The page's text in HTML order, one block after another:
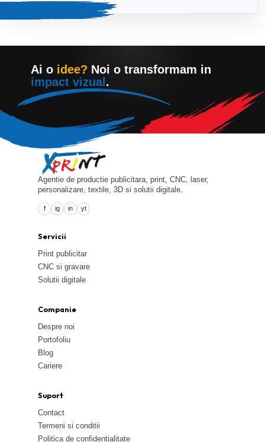
Ai o idee? Noi o transformam in
impact vizual .
Agentie de productie publicitara, print, CNC, laser,
personalizare, textile, 3D si solutii digitale.
f ig in yt
Servicii
Print publicitar
CNC si gravare
Solutii digitale
Companie
Despre noi
Portofoliu
Blog
Cariere
Suport
Contact
Termeni si conditii
Politica de confidentialitate